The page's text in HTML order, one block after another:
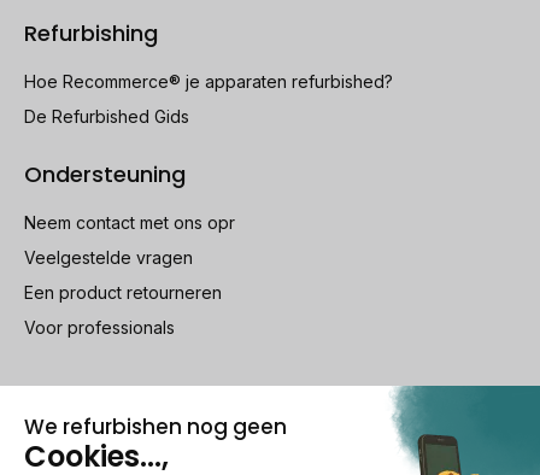
Refurbishing
Hoe Recommerce® je apparaten refurbished?
De Refurbished Gids
Ondersteuning
Neem contact met ons opr
Veelgestelde vragen
Een product retourneren
Voor professionals
100% beveiligde betaling